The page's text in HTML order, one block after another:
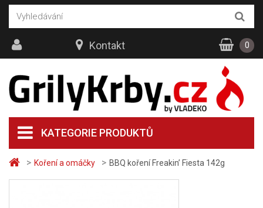
> Koření a omáčky > BBQ koření Freakin’ Fiesta 142g
KATEGORIE PRODUKTŮ
Kontakt 0